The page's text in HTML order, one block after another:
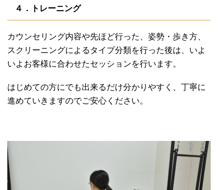
４．トレーニング
カウンセリング内容や先ほど行った、姿勢・歩き方、
スクリーニングによるタイプ分類を行った後は、いよ
いよ お客様に合わせたセッションを行います。
はじめての方にでも出来るだけ分かりやすく、丁寧に
進めていきますのでご安心ください。